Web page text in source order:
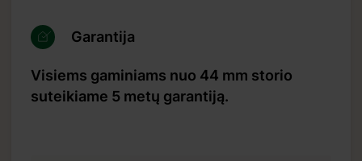
Garantija
Visiems gaminiams nuo 44 mm storio
suteikiame 5 metų garantiją.